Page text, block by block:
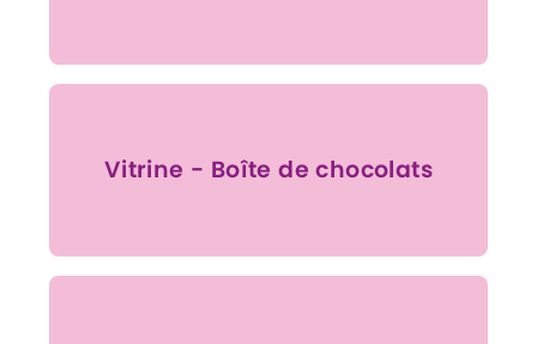
Vitrine - Boîte de chocolats